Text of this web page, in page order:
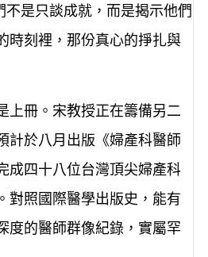
是只談成就，而是揭示他們
時刻裡，那份真心的掙扎與
上冊。宋教授正在籌備另二
計於八月出版《婦產科醫師
成四十八位台灣頂尖婦產科
對照國際醫學出版史，能有
度的醫師群像紀錄，實屬罕